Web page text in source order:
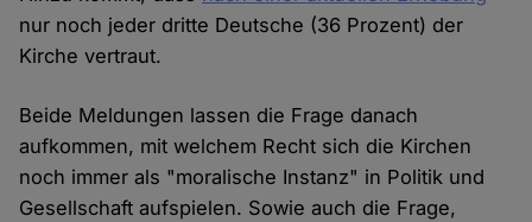
nur noch jeder dritte Deutsche (36 Prozent) der
Kirche vertraut.
Beide Meldungen lassen die Frage danach
aufkommen, mit welchem Recht sich die Kirchen
noch immer als "moralische Instanz" in Politik und
Gesellschaft aufspielen. Sowie auch die Frage,